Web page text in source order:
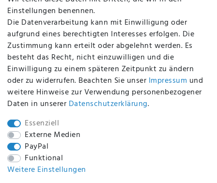
BEQUEM UND SICHER BEZAHLEN MIT
BEI UNS SIND SIE SICHER!
WIR VERSENDEN MIT
Einstellungen benennen.
Die Datenverarbeitung kann mit Einwilligung oder
aufgrund eines berechtigten Interesses erfolgen. Die
Zustimmung kann erteilt oder abgelehnt werden. Es
besteht das Recht, nicht einzuwilligen und die
Einwilligung zu einem späteren Zeitpunkt zu ändern
oder zu widerrufen. Beachten Sie unser Impressum und
weitere Hinweise zur Verwendung personenbezogener
Daten in unserer Daten­schutz­erklärung.
Essenziell
Externe Medien
PayPal
Funktional
Weitere Einstellungen